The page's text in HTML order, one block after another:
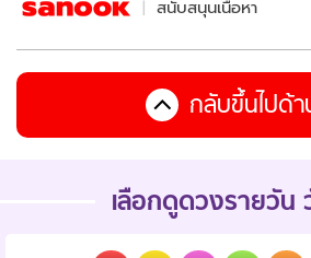
สนับสนุนเนื้อหา
กลับขึ้นไปด้
เลือกดูดวงรายวัน